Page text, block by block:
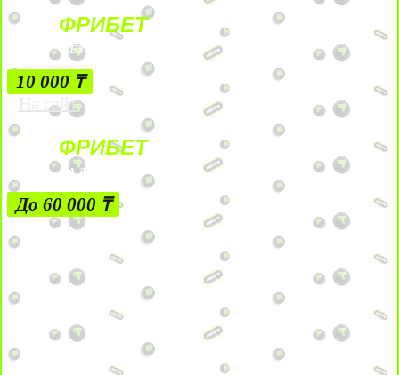
ФРИБЕТ
БЕЗ УСЛОВИЙ
10 000 ₸
На сайт
ФРИБЕТ
ЗА ДЕПОЗИТЫ
До 60 000 ₸